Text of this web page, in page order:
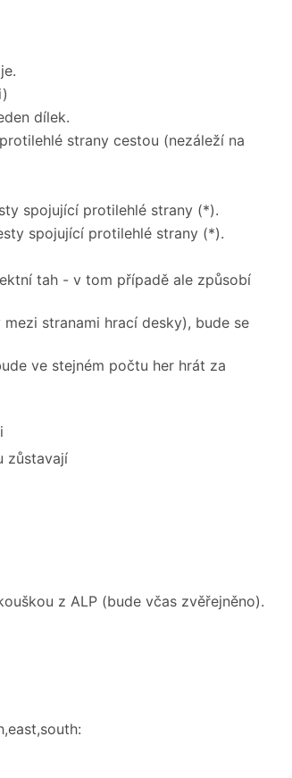
dílek.
strany cestou (nezáleží na
spojující protilehlé strany (*).
spojující protilehlé strany (*).
tah - v tom případě ale způsobí
stranami hrací desky), bude se
ve stejném počtu her hrát za
zůstavají
z ALP (bude včas zvěřejněno).